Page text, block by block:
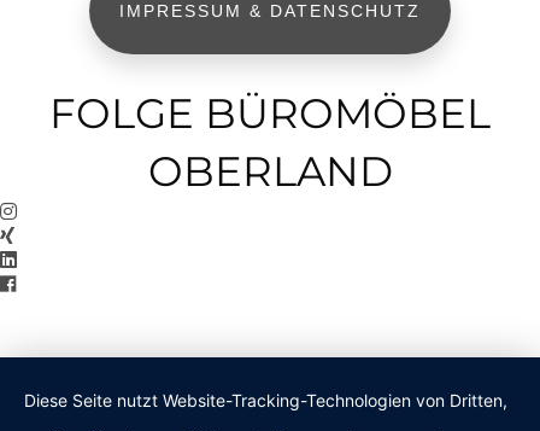
IMPRESSUM & DATENSCHUTZ
FOLGE BÜROMÖBEL
OBERLAND
Diese Seite nutzt Website-Tracking-Technologien von Dritten,